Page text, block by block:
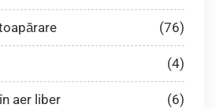
(76)
(4)
aer liber (6)